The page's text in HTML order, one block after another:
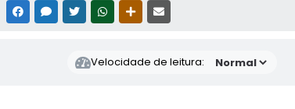
FACEBOOKMESSENGER
TWITTERWHATSAPPOUTRAS MÍDIAS
Velocidade de leitura: